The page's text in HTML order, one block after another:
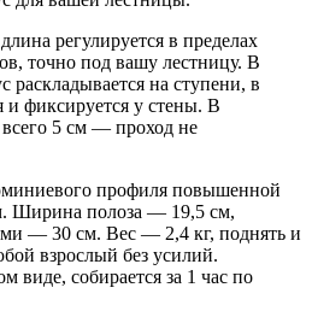
регулируется в пределах
точно под вашу лестницу. В
на ступени, в
фиксируется у стены. В
5 см — проход не
профиля повышенной
Ширина полоза — 19,5 см,
— 30 см. Вес — 2,4 кг, поднять и
взрослый без усилий.
виде, собирается за 1 час по